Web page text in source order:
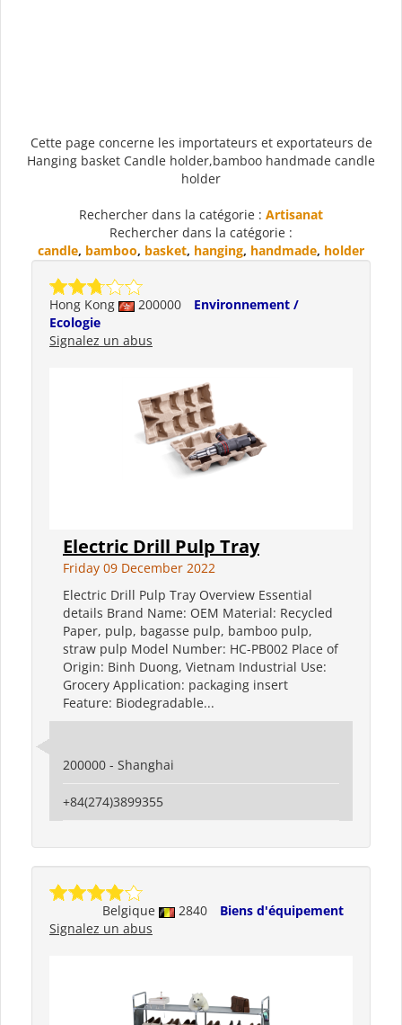
Cette page concerne les importateurs et exportateurs de
Hanging basket Candle holder,bamboo handmade candle
holder
Rechercher dans la catégorie : Artisanat
Rechercher dans la catégorie :
candle, bamboo, basket, hanging, handmade, holder
Hong Kong 200000
Environnement /
Ecologie
Signalez un abus
Electric Drill Pulp Tray
Friday 09 December 2022
Electric Drill Pulp Tray Overview Essential
details Brand Name: OEM Material: Recycled
Paper, pulp, bagasse pulp, bamboo pulp,
straw pulp Model Number: HC-PB002 Place of
Origin: Binh Duong, Vietnam Industrial Use:
Grocery Application: packaging insert
Feature: Biodegradable...
200000 - Shanghai
+84(274)3899355
Belgique 2840
Biens d'équipement
Signalez un abus